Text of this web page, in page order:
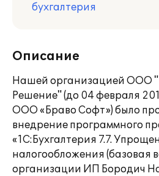
бухгалтерия
Описание
Нашей организацией ООО
Решение" (до 04 февраля
ООО «Браво Софт») было
внедрение программного
«1С:Бухгалтерия 7.7.
налогообложения (базовая
организации ИП Бородич